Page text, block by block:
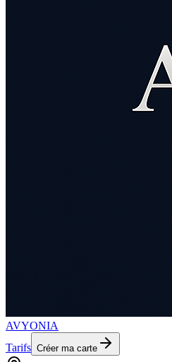
AVYONIA
Tarifs Créer ma carte